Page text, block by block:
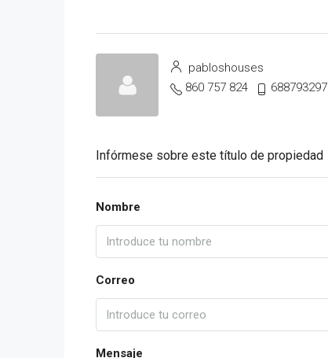
pabloshouses
860 757 824
688793297
Infórmese sobre este título de propiedad
Nombre
Correo
Mensaje